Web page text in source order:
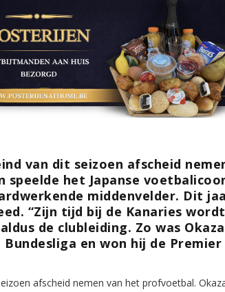
van dit seizoen afscheid
het Japanse
middenvelder. Dit
“Zijn tijd bij de Kanaries
de clubleiding. Zo was
en won hij de
afscheid nemen van het profvoetbal.